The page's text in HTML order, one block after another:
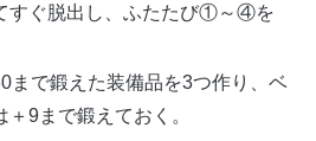
すぐ脱出し、ふたたび①～④を
まで鍛えた装備品を3つ作り、ベ
9まで鍛えておく。